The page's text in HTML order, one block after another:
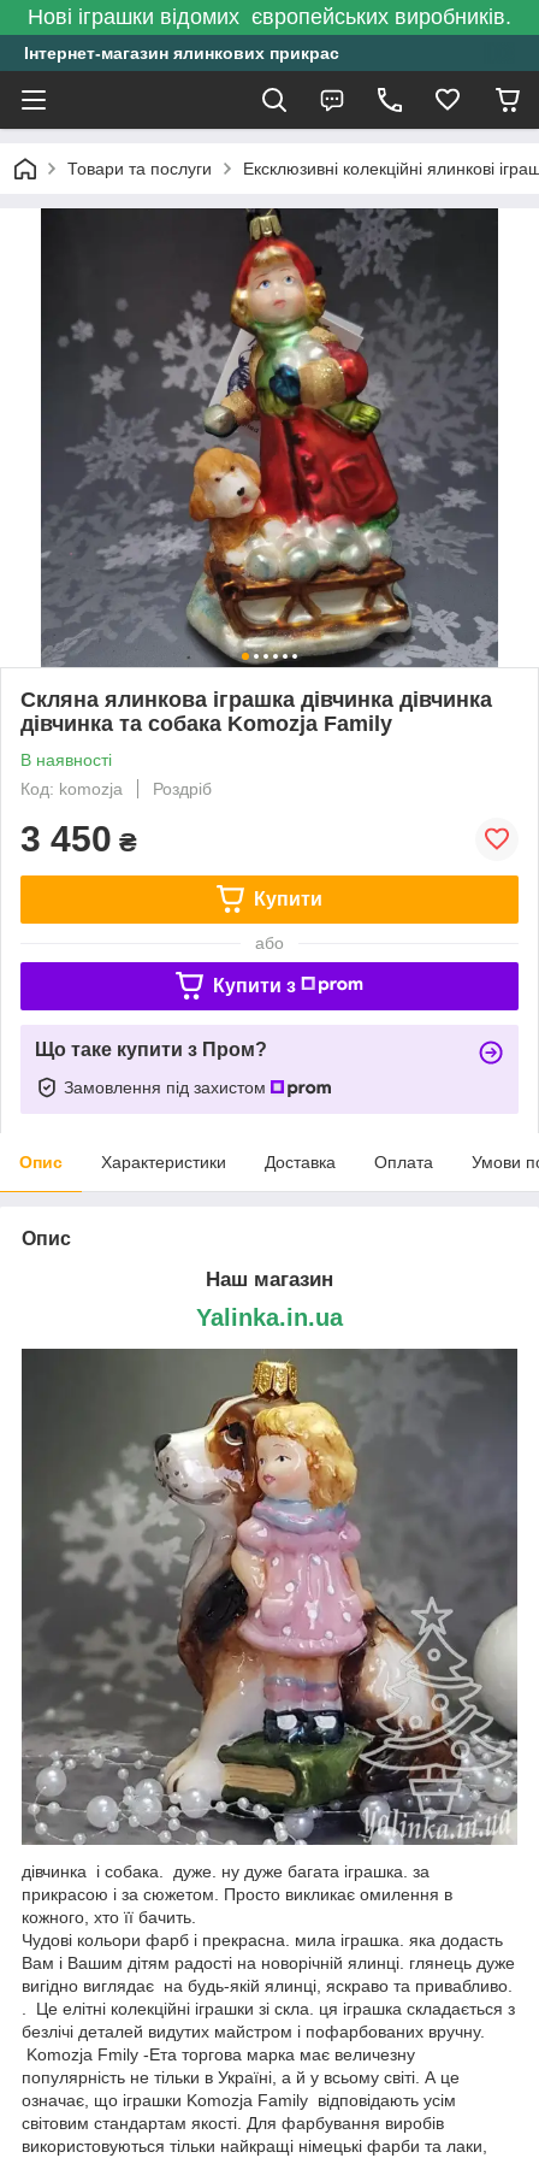
Нові іграшки відомих європейських виробників.
Інтернет-магазин ялинкових прикрас
Товари та послуги Ексклюзивні колекційні ялинкові
Скляна ялинкова іграшка дівчинка дівчинка
дівчинка та собака Komozja Family
В наявності
Код: komozja
Роздріб
3 450 ₴
Купити
або
Купити з
Що таке купити з Пром?
Замовлення під захистом
Опис Характеристики Доставка Оплата Умови
Опис
Наш магазин
Yalinka.in.ua
дівчинка і собака. дуже. ну дуже багата іграшка. за
прикрасою і за сюжетом. Просто викликає омилення в
кожного, хто її бачить.
Чудові кольори фарб і прекрасна. мила іграшка. яка додасть
Вам і Вашим дітям радості на новорічній ялинці. глянець дуже
вигідно виглядає на будь-якій ялинці, яскраво та привабливо.
. Це елітні колекційні іграшки зі скла. ця іграшка складається з
безлічі деталей видутих майстром і пофарбованих вручну.
Komozja Fmily -Ета торгова марка має величезну
популярність не тільки в Україні, а й у всьому світі. А це
означає, що іграшки Komozja Family відповідають усім
світовим стандартам якості. Для фарбування виробів
використовуються тільки найкращі німецькі фарби та лаки,